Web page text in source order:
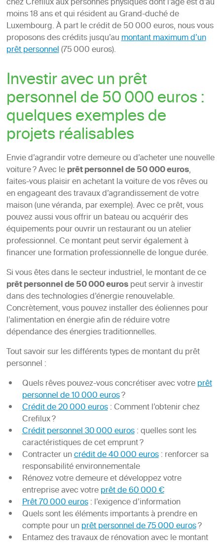
moins 18 ans et qui résident au Grand-duché de
Luxembourg. À part le crédit de 50 000 euros, nous vous
proposons des crédits jusqu’aumontant maximum d’un
prêt personnel(75 000 euros).
Investir avec un prêt
personnel de 50 000 euros :
quelques exemples de
projets réalisables
Envie d’agrandir votre demeure ou d’acheter une nouvelle
voiture ? Avec leprêt personnel de 50 000 euros,
faites-vous plaisir en achetant la voiture de vos rêves ou
en engageant des travaux d’agrandissement de votre
maison (une véranda, par exemple). Avec ce prêt, vous
pouvez aussi vous offrir un bateau ou acquérir des
équipements pour ouvrir un restaurant ou un atelier
professionnel. Ce montant peut servir également à
financer une formation professionnelle de longue durée.
Si vous êtes dans le secteur industriel, le montant de ce
prêt personnel de 50 000 eurospeut servir à investir
dans des technologies d’énergie renouvelable.
Concrètement, vous pouvez installer des éoliennes pour
l’alimentation en énergie afin de réduire votre
dépendance des énergies traditionnelles.
Tout savoir sur les différents types de montant du prêt
personnel :
Quels rêves pouvez-vous concrétiser avec votreprêt
personnel de 10 000 euros?
Crédit de 20 000 euros: Comment l’obtenir chez
Crefilux ?
Crédit personnel 30 000 euros: quelles sont les
caractéristiques de cet emprunt ?
Contracter uncrédit de 40 000 euros: renforcer sa
responsabilité environnementale
Rénovez votre demeure et développez votre
entreprise avec votreprêt de 60 000 €
Prêt 70 000 euros: l’exigence d’information
Quels sont les éléments importants à prendre en
compte pour unprêt personnel de 75 000 euros?
Entamez des travaux de rénovation avec le montant